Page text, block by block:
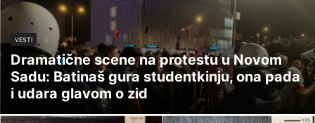
VESTI
Dramatične scene na protestu u Novom
Sadu: Batinaš gura studentkinju, ona pada
i udara glavom o zid